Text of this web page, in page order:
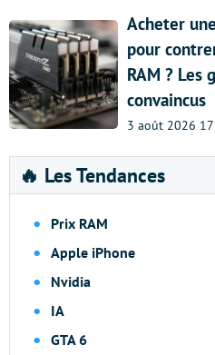
Acheter
pour
RAM ? Les
convaincus
3 août 2026
🔥 Les Tendances
Prix RAM
Apple iPhone
Nvidia
IA
GTA 6